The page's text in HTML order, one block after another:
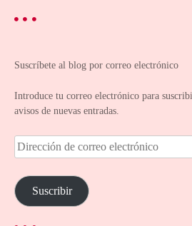
Suscríbete al blog por correo electrónico
Introduce tu correo electrónico para
avisos de nuevas entradas.
D
i
e
c
Suscribir